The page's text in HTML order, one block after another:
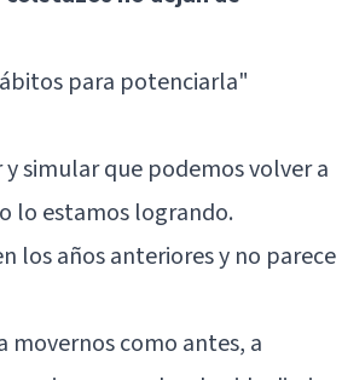
para potenciarla"
simular que podemos volver a
lo estamos logrando.
los años anteriores y no parece
movernos como antes, a